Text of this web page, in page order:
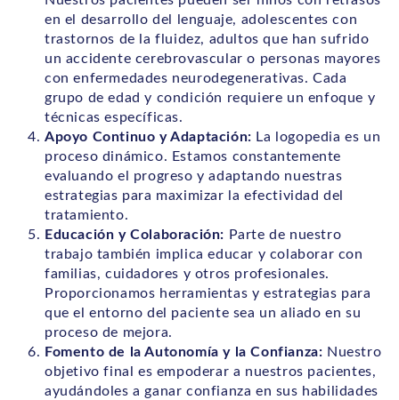
en el desarrollo del lenguaje, adolescentes con
trastornos de la fluidez, adultos que han sufrido
un accidente cerebrovascular o personas mayores
con enfermedades neurodegenerativas. Cada
grupo de edad y condición requiere un enfoque y
técnicas específicas.
Apoyo Continuo y Adaptación: La logopedia es un
proceso dinámico. Estamos constantemente
evaluando el progreso y adaptando nuestras
estrategias para maximizar la efectividad del
tratamiento.
Educación y Colaboración: Parte de nuestro
trabajo también implica educar y colaborar con
familias, cuidadores y otros profesionales.
Proporcionamos herramientas y estrategias para
que el entorno del paciente sea un aliado en su
proceso de mejora.
Fomento de la Autonomía y la Confianza: Nuestro
objetivo final es empoderar a nuestros pacientes,
ayudándoles a ganar confianza en sus habilidades